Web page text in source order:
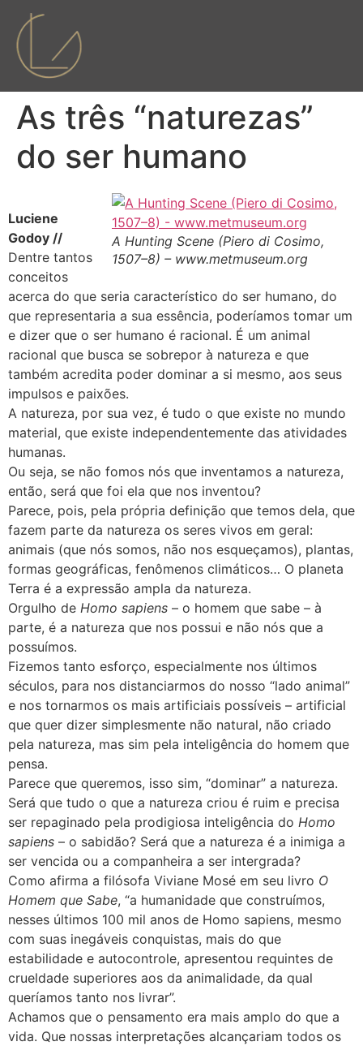
As três “naturezas”
do ser humano
A Hunting Scene (Piero di Cosimo,
1507–8) – www.metmuseum.org
Luciene
Godoy //
Dentre tantos
conceitos
acerca do que seria característico do ser humano, do
que representaria a sua essência, poderíamos tomar um
e dizer que o ser humano é racional. É um animal
racional que busca se sobrepor à natureza e que
também acredita poder dominar a si mesmo, aos seus
impulsos e paixões.
A natureza, por sua vez, é tudo o que existe no mundo
material, que existe independentemente das atividades
humanas.
Ou seja, se não fomos nós que inventamos a natureza,
então, será que foi ela que nos inventou?
Parece, pois, pela própria definição que temos dela, que
fazem parte da natureza os seres vivos em geral:
animais (que nós somos, não nos esqueçamos), plantas,
formas geográficas, fenômenos climáticos… O planeta
Terra é a expressão ampla da natureza.
Orgulho de Homo sapiens – o homem que sabe – à
parte, é a natureza que nos possui e não nós que a
possuímos.
Fizemos tanto esforço, especialmente nos últimos
séculos, para nos distanciarmos do nosso “lado animal”
e nos tornarmos os mais artificiais possíveis – artificial
que quer dizer simplesmente não natural, não criado
pela natureza, mas sim pela inteligência do homem que
pensa.
Parece que queremos, isso sim, “dominar” a natureza.
Será que tudo o que a natureza criou é ruim e precisa
ser repaginado pela prodigiosa inteligência do Homo
sapiens – o sabidão? Será que a natureza é a inimiga a
ser vencida ou a companheira a ser intergrada?
Como afirma a filósofa Viviane Mosé em seu livro O
Homem que Sabe, “a humanidade que construímos,
nesses últimos 100 mil anos de Homo sapiens, mesmo
com suas inegáveis conquistas, mais do que
estabilidade e autocontrole, apresentou requintes de
crueldade superiores aos da animalidade, da qual
queríamos tanto nos livrar”.
Achamos que o pensamento era mais amplo do que a
vida. Que nossas interpretações alcançariam todos os